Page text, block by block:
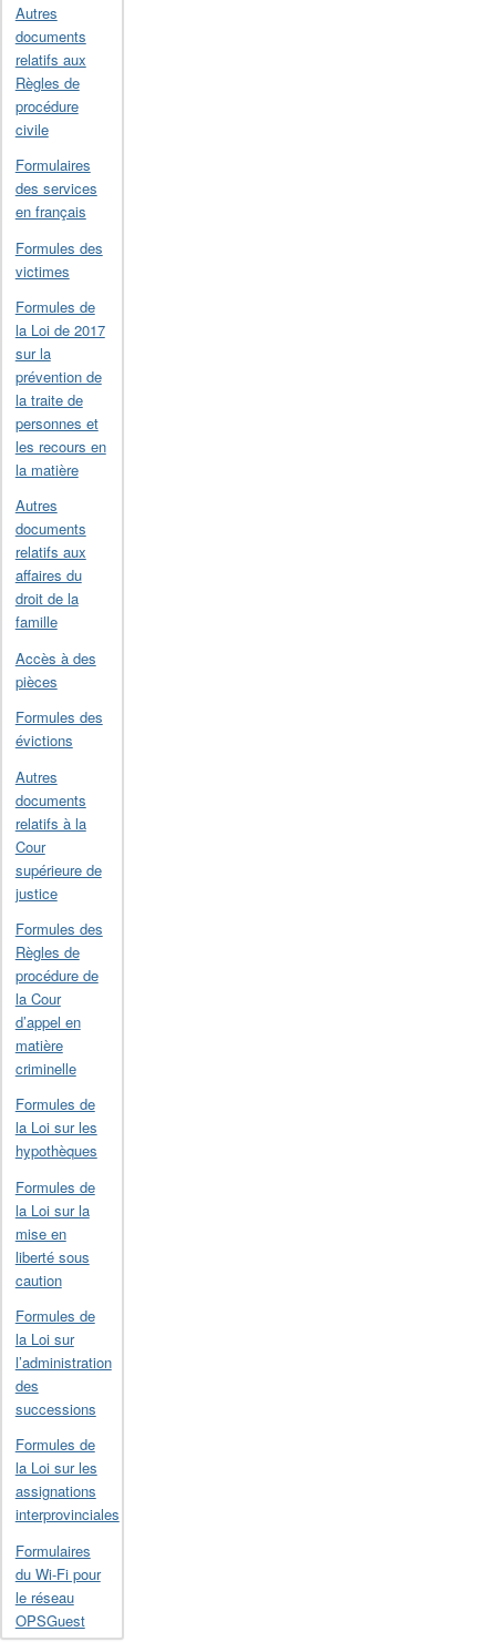
Autres
documents
relatifs aux
Règles de
procédure
civile
Formulaires
des services
en français
Formules des
victimes
Formules de
la Loi de 2017
sur la
prévention de
la traite de
personnes et
les recours en
la matière
Autres
documents
relatifs aux
affaires du
droit de la
famille
Accès à des
pièces
Formules des
évictions
Autres
documents
relatifs à la
Cour
supérieure de
justice
Formules des
Règles de
procédure de
la Cour
d’appel en
matière
criminelle
Formules de
la Loi sur les
hypothèques
Formules de
la Loi sur la
mise en
liberté sous
caution
Formules de
la Loi sur
l’administration
des
successions
Formules de
la Loi sur les
assignations
interprovinciales
Formulaires
du Wi-Fi pour
le réseau
OPSGuest